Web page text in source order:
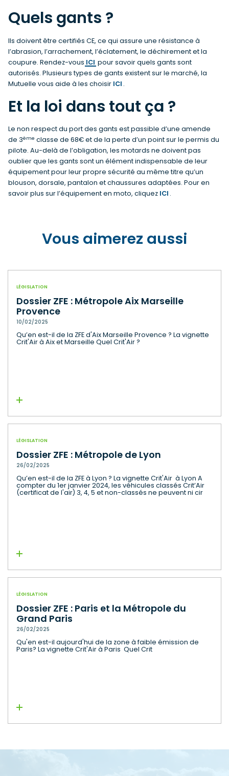
Quels gants ?
Ils doivent être certifiés CE, ce qui assure une résistance à
l’abrasion, l’arrachement, l’éclatement, le déchirement et la
coupure. Rendez-vous ICI pour savoir quels gants sont
autorisés. Plusieurs types de gants existent sur le marché, la
Mutuelle vous aide à les choisir ICI .
Et la loi dans tout ça ?
Le non respect du port des gants est passible d’une amende
de 3ème classe de 68€ et de la perte d’un point sur le permis du
pilote. Au-delà de l’obligation, les motards ne doivent pas
oublier que les gants sont un élément indispensable de leur
équipement pour leur propre sécurité au même titre qu’un
blouson, dorsale, pantalon et chaussures adaptées. Pour en
savoir plus sur l’équipement en moto, cliquez ICI .
Vous aimerez aussi
LÉGISLATION
Dossier ZFE : Métropole Aix Marseille
Provence
10/02/2025
Qu’en est-il de la ZFE d'Aix Marseille Provence ? La vignette
Crit'Air à Aix et Marseille Quel Crit'Air ?
Lire la suite
LÉGISLATION
Dossier ZFE : Métropole de Lyon
26/02/2025
Qu’en est-il de la ZFE à Lyon ? La vignette Crit'Air à Lyon A
compter du 1er janvier 2024, les véhicules classés Crit’Air
(certificat de l'air) 3, 4, 5 et non-classés ne peuvent ni cir
Lire la suite
LÉGISLATION
Dossier ZFE : Paris et la Métropole du
Grand Paris
26/02/2025
Qu'en est-il aujourd'hui de la zone à faible émission de
Paris? La vignette Crit'Air à Paris Quel Crit
Lire la suite